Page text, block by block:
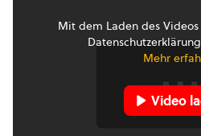
Mit dem Laden des
Mehr
Video